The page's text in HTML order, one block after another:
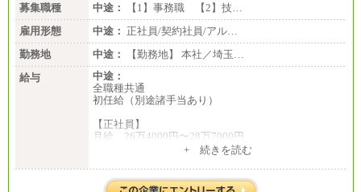
募集職種
中途：
【1】事務職 【2】技…
雇用形態
中途： 正社員/契約社員/アル…
勤務地
中途：
【勤務地】 本社／埼玉…
給与
中途：
全職種共通
初任給（別途諸手当あり）
【正社員】
月給 26万4000円〜28万7000円
月給 21万6300円〜27万1200円
+ 続きを読む